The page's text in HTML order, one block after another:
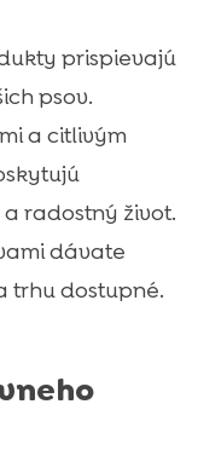
prispievajú
psov.
a citlivým
radostný život.
dávate
trhu dostupné.